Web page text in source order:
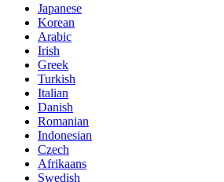
Japanese
Korean
Arabic
Irish
Greek
Turkish
Italian
Danish
Romanian
Indonesian
Czech
Afrikaans
Swedish